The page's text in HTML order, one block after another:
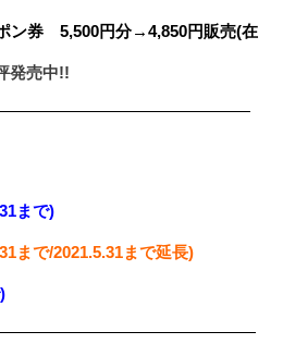
ン券 5,500円分→4,850円販売(在
発売中!!
まで)
まで/2021.5.31まで延長)